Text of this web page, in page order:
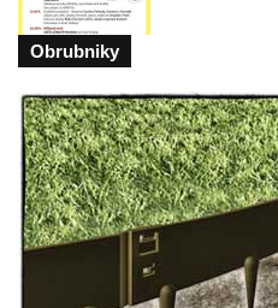
Obrubniky